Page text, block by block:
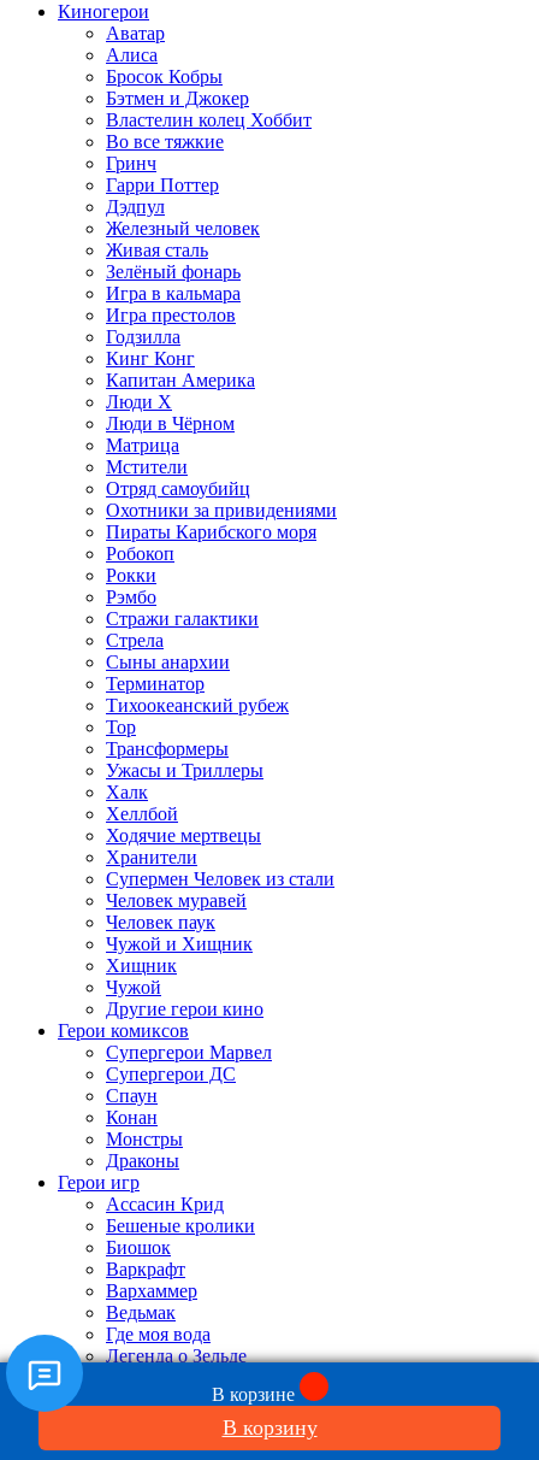
В корзине
В корзину
Киногерои
Аватар
Алиса
Бросок Кобры
Бэтмен и Джокер
Властелин колец Хоббит
Во все тяжкие
Гринч
Гарри Поттер
Дэдпул
Железный человек
Живая сталь
Зелёный фонарь
Игра в кальмара
Игра престолов
Годзилла
Кинг Конг
Капитан Америка
Люди X
Люди в Чёрном
Матрица
Мстители
Отряд самоубийц
Охотники за привидениями
Пираты Карибского моря
Робокоп
Рокки
Рэмбо
Стражи галактики
Стрела
Сыны анархии
Терминатор
Тихоокеанский рубеж
Тор
Трансформеры
Ужасы и Триллеры
Халк
Хеллбой
Ходячие мертвецы
Хранители
Супермен Человек из стали
Человек муравей
Человек паук
Чужой и Хищник
Хищник
Чужой
Другие герои кино
Герои комиксов
Супергерои Марвел
Супергерои ДС
Спаун
Конан
Монстры
Драконы
Герои игр
Ассасин Крид
Бешеные кролики
Биошок
Варкрафт
Вархаммер
Ведьмак
Где моя вода
Легенда о Зельде